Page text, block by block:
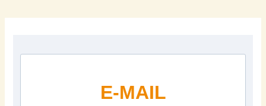
E-MAIL